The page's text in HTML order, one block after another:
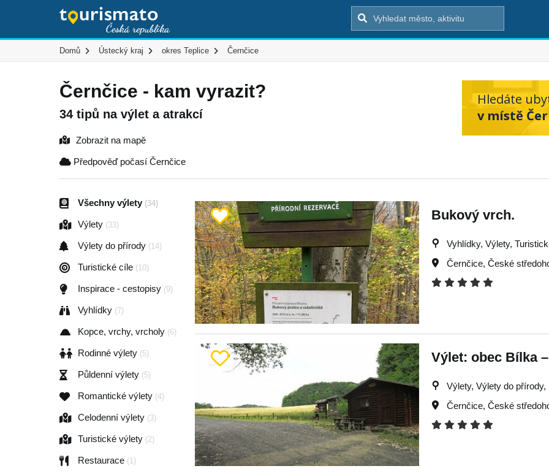
Domů Ústecký kraj okres Teplice Černčice
Černčice - kam vyrazit?
34 tipů na výlet a atrakcí
Hledáte
v místě
Zobrazit na mapě
Předpověď počasí Černčice
Všechny výlety (34)
Výlety (33)
Výlety do přírody (14)
Turistické cíle (10)
Inspirace - cestopisy (9)
Vyhlídky (7)
Kopce, vrchy, vrcholy (6)
Rodinné výlety (5)
Půldenní výlety (5)
Romantické výlety (4)
Celodenní výlety (3)
Turistické výlety (2)
Restaurace (1)
Bukový vrch.
Vyhlídky, Výlety,
Černčice, České
Výlet: obec Bílka
Výlety, Výlety do
Černčice, České